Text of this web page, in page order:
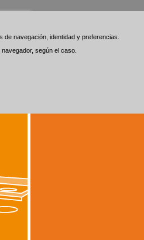
navegación, identidad y preferencias.
según el caso.
navegación, identidad y preferencias.
según el caso.